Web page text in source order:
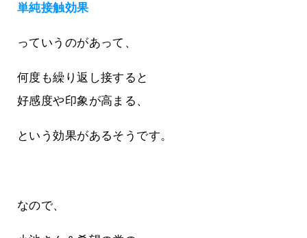
単純接触効果
っていうのがあって、
何度も繰り返し接すると
好感度や印象が高まる、
という効果があるそうです。
なので、